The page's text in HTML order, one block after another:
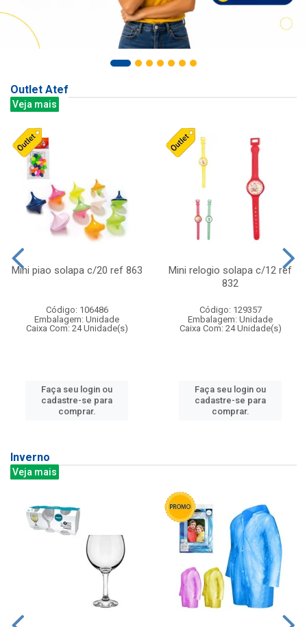
Outlet Atef
Veja mais
Mini piao solapa c/20 ref 863
Código: 106486
Embalagem: Unidade
Caixa Com: 24 Unidade(s)
Faça seu login ou
cadastre-se para
comprar.
Mini relogio solapa c/12 ref
832
Código: 129357
Embalagem: Unidade
Caixa Com: 24 Unidade(s)
Faça seu login ou
cadastre-se para
comprar.
Inverno
Veja mais